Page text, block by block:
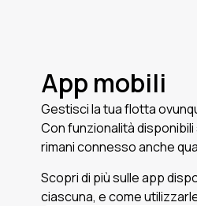
App mobili
Gestisci la tua flotta
Con funzionalità
rimani connesso anche
Scopri di più sulle app
ciascuna, e come